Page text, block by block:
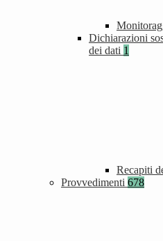
Dichiarazioni
dei dati 1
Recapiti
Provvedimenti 678